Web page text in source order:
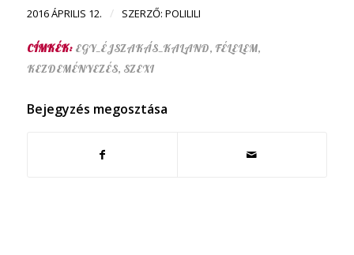
2016 ÁPRILIS 12. / SZERZŐ: POLILILI
CÍMKÉK: EGY_ÉJSZAKÁS_KALAND, FÉLELEM,
KEZDEMÉNYEZÉS, SZEXI
Bejegyzés megosztása